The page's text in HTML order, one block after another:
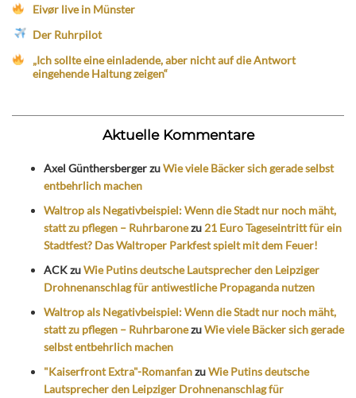
Eivør live in Münster
Der Ruhrpilot
„Ich sollte eine einladende, aber nicht auf die Antwort
eingehende Haltung zeigen“
Aktuelle Kommentare
Axel GünthersbergerzuWie viele Bäcker sich gerade selbst
entbehrlich machen
Waltrop als Negativbeispiel: Wenn die Stadt nur noch mäht,
statt zu pflegen – Ruhrbaronezu 21 Euro Tageseintritt für ein
Stadtfest? Das Waltroper Parkfest spielt mit dem Feuer!
ACKzuWie Putins deutsche Lautsprecher den Leipziger
Drohnenanschlag für antiwestliche Propaganda nutzen
Waltrop als Negativbeispiel: Wenn die Stadt nur noch mäht,
statt zu pflegen – RuhrbaronezuWie viele Bäcker sich gerade
selbst entbehrlich machen
"Kaiserfront Extra"-RomanfanzuWie Putins deutsche
Lautsprecher den Leipziger Drohnenanschlag für